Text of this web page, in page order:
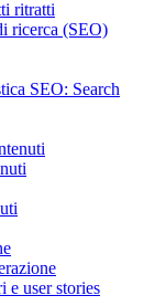
ritratti
ricerca (SEO)
SEO: Search
e user stories